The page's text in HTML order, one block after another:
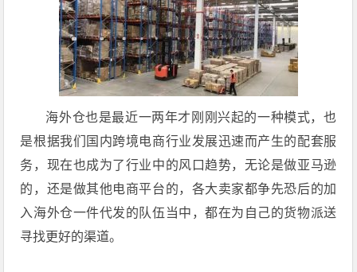
海外仓也是最近一两年才刚刚兴起的一种模式，也
是根据我们国内跨境电商行业发展迅速而产生的配套服
务，现在也成为了行业中的风口趋势，无论是做亚马逊
的，还是做其他电商平台的，各大卖家都争先恐后的加
入海外仓一件代发的队伍当中，都在为自己的货物派送
寻找更好的渠道。